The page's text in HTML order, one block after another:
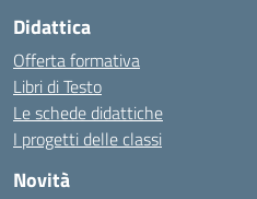
Didattica
Offerta formativa
Libri di Testo
Le schede didattiche
I progetti delle classi
Novità